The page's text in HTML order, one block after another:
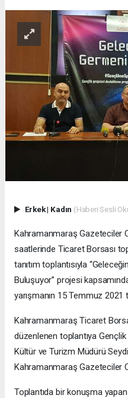
Erkek| Kadın (Haberi Sesli
Kahramanmaraş Gazeteciler
saatlerinde Ticaret Borsası
tanıtım toplantısıyla
Buluşuyor” projesi
yarışmanın 15 Temmuz 2021
Kahramanmaraş Ticaret
düzenlenen toplantıya
Kültür ve Turizm Müdürü
Kahramanmaraş Gazeteciler
Toplantıda bir konuşma